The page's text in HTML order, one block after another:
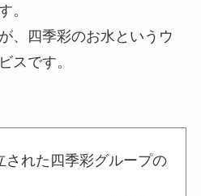
。
、四季彩のお水というウ
スです。
された四季彩グループの